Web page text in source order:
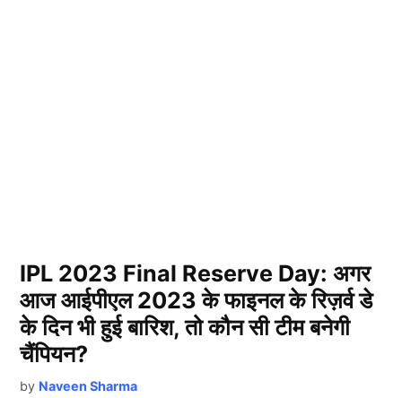
IPL 2023 Final Reserve Day: अगर
आज आईपीएल 2023 के फाइनल के रिज़र्व डे
के दिन भी हुई बारिश, तो कौन सी टीम बनेगी
चैंपियन?
by Naveen Sharma